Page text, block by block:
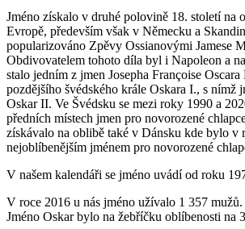
Jméno získalo v druhé polovině 18. století na
Evropě, především však v Německu a
popularizováno Zpěvy Ossianovými Jamese
Obdivovatelem tohoto díla byl i Napoleon a
stalo jedním z jmen Josepha Françoise Oscara
pozdějšího švédského krále Oskara I., s nímž
Oskar II. Ve Švédsku se mezi roky 1990 a
předních místech jmen pro novorozené
získávalo na oblibě také v Dánsku kde bylo v
nejoblíbenějším jménem pro novorozené
V našem kalendáři se jméno uvádí od roku
V roce 2016 u nás jméno užívalo 1 357 mužů.
Jméno Oskar bylo na žebříčku oblíbenosti na